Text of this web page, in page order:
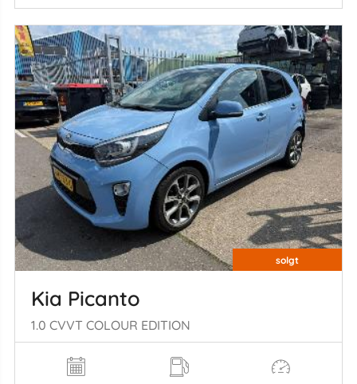
solgt
Kia Picanto
1.0 CVVT COLOUR EDITION